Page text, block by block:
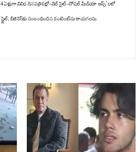
4 ఏళ్లుగా వివిధ దినపత్రికల్లో-వెబ్ సైట్-సోషల్ మీడియా ఆప్స్' లలో
బిజినెస్‌కు సంబంధించిన కంటెంట్‌ను రాయగలను.